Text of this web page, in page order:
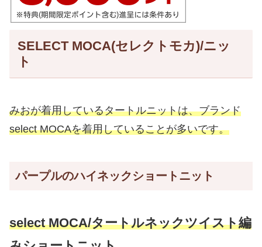
SELECT MOCA(セレクトモカ)/ニッ
ト
みおが着用しているタートルニットは、ブランド
select MOCAを着用していることが多いです。
パープルのハイネックショートニット
select MOCA/タートルネックツイスト編